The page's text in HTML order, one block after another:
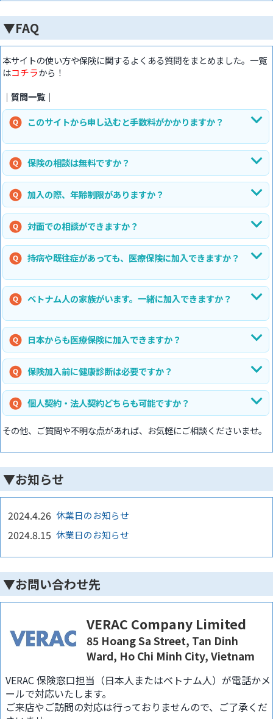
▼FAQ
本サイトの使い方や保険に関するよくある質問をまとめました。一覧
はコチラから！
｜質問一覧｜
このサイトから申し込むと手数料がかかりますか？
保険の相談は無料ですか？
加入の際、年齢制限がありますか？
対面での相談ができますか？
持病や既往症があっても、医療保険に加入できますか？
ベトナム人の家族がいます。一緒に加入できますか？
日本からも医療保険に加入できますか？
保険加入前に健康診断は必要ですか？
個人契約・法人契約どちらも可能ですか？
その他、ご質問や不明な点があれば、お気軽にご相談くださいませ。
▼お知らせ
2024.4.26 休業日のお知らせ
2024.8.15 休業日のお知らせ
▼お問い合わせ先
VERAC Company Limited
85 Hoang Sa Street, Tan Dinh
Ward, Ho Chi Minh City, Vietnam
VERAC 保険窓口担当（日本人またはベトナム人）が電話かメ
ールで対応いたします。
ご来店やご訪問の対応は行っておりませんので、ご了承くだ